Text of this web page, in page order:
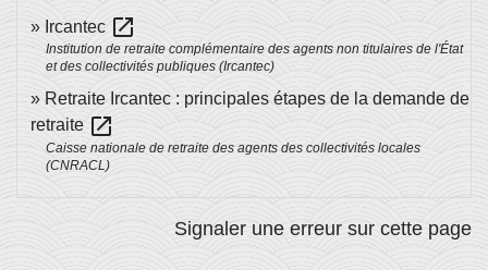
Ircantec open_in_new
Institution de retraite complémentaire des agents non titulaires de l'État
et des collectivités publiques (Ircantec)
Retraite Ircantec : principales étapes de la demande de
retraite open_in_new
Caisse nationale de retraite des agents des collectivités locales
(CNRACL)
Signaler une erreur sur cette page